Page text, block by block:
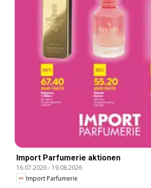
Import Parfumerie aktionen
16.07.2026- 19.08.2026
Import Parfumerie